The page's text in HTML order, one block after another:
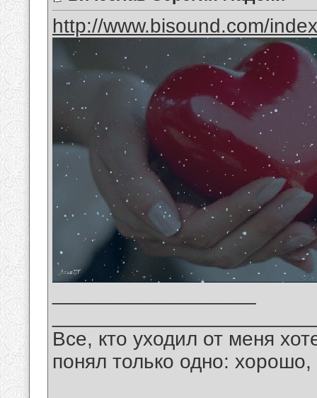
http://www.bisound.com/
Все, кто уходил от меня
понял только одно: